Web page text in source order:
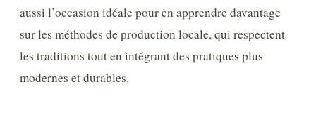
aussi l’occasion idéale pour en apprendre davantage
sur les méthodes de production locale, qui respectent
les traditions tout en intégrant des pratiques plus
modernes et durables.